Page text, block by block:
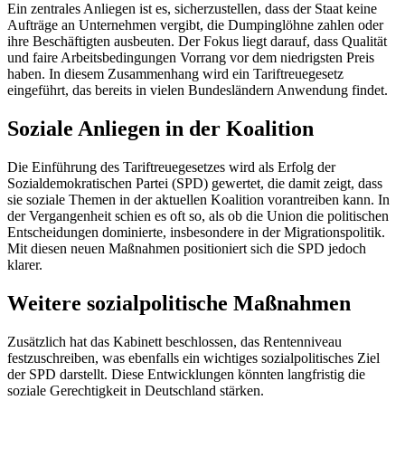
Ein zentrales Anliegen ist es, sicherzustellen, dass der Staat keine
Aufträge an Unternehmen vergibt, die Dumpinglöhne zahlen oder
ihre Beschäftigten ausbeuten. Der Fokus liegt darauf, dass Qualität
und faire Arbeitsbedingungen Vorrang vor dem niedrigsten Preis
haben. In diesem Zusammenhang wird ein Tariftreuegesetz
eingeführt, das bereits in vielen Bundesländern Anwendung findet.
Soziale Anliegen in der Koalition
Die Einführung des Tariftreuegesetzes wird als Erfolg der
Sozialdemokratischen Partei (SPD) gewertet, die damit zeigt, dass
sie soziale Themen in der aktuellen Koalition vorantreiben kann. In
der Vergangenheit schien es oft so, als ob die Union die politischen
Entscheidungen dominierte, insbesondere in der Migrationspolitik.
Mit diesen neuen Maßnahmen positioniert sich die SPD jedoch
klarer.
Weitere sozialpolitische Maßnahmen
Zusätzlich hat das Kabinett beschlossen, das Rentenniveau
festzuschreiben, was ebenfalls ein wichtiges sozialpolitisches Ziel
der SPD darstellt. Diese Entwicklungen könnten langfristig die
soziale Gerechtigkeit in Deutschland stärken.